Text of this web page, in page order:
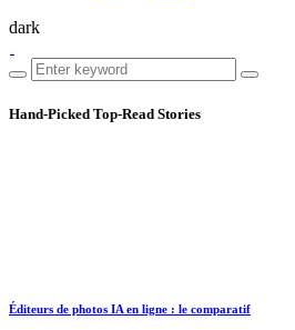
dark
Hand-Picked Top-Read Stories
Éditeurs de photos IA en ligne : le comparatif